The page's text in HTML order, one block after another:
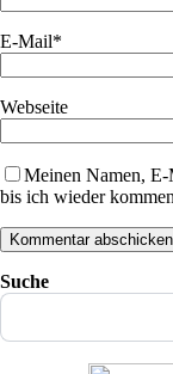
E-Mail*
Webseite
Meinen Namen, E-
bis ich wieder
Suche